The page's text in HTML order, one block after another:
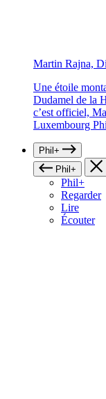
Martin Rajna,
Une étoile
Dudamel de la
c’est officiel,
Luxembourg
Phil+
Phil+
Phil+
Regarder
Lire
Écouter